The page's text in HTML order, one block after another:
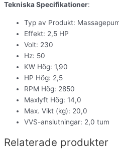
Tekniska Specifikationer:
Typ av Produkt:
Effekt: 2,5 HP
Volt: 230
Hz: 50
KW Hög: 1,90
HP Hög: 2,5
RPM Hög: 2850
Maxlyft Hög: 14,0
Max. Vikt (kg): 20,0
VVS-anslutningar: 2,0 tum
Relaterade produkter